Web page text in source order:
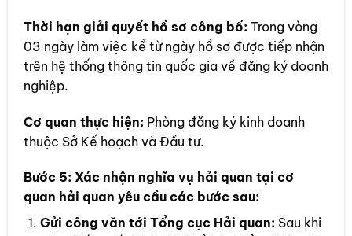
Thời hạn giải quyết hồ sơ công bố: Trong vòng
03 ngày làm việc kể từ ngày hồ sơ được tiếp nhận
trên hệ thống thông tin quốc gia về đăng ký doanh
nghiệp.
Cơ quan thực hiện: Phòng đăng ký kinh doanh
thuộc Sở Kế hoạch và Đầu tư.
Bước 5: Xác nhận nghĩa vụ hải quan tại cơ
quan hải quan yêu cầu các bước sau:
Gửi công văn tới Tổng cục Hải quan: Sau khi